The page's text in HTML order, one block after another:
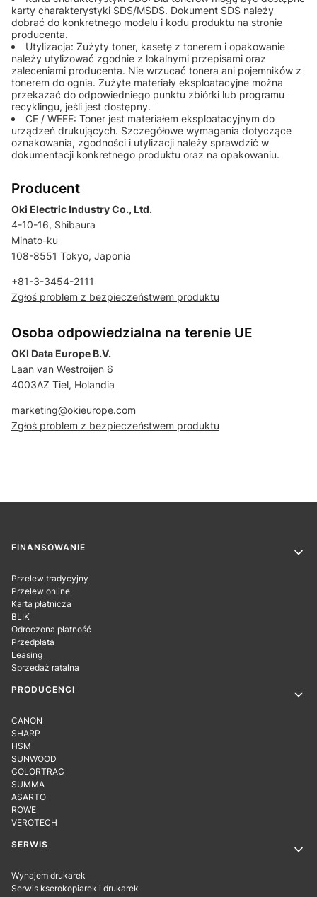
karty charakterystyki SDS/MSDS. Dokument SDS należy
dobrać do konkretnego modelu i kodu produktu na stronie
producenta.
Utylizacja: Zużyty toner, kasetę z tonerem i opakowanie
należy utylizować zgodnie z lokalnymi przepisami oraz
zaleceniami producenta. Nie wrzucać tonera ani pojemników z
tonerem do ognia. Zużyte materiały eksploatacyjne można
przekazać do odpowiedniego punktu zbiórki lub programu
recyklingu, jeśli jest dostępny.
CE / WEEE: Toner jest materiałem eksploatacyjnym do
urządzeń drukujących. Szczegółowe wymagania dotyczące
oznakowania, zgodności i utylizacji należy sprawdzić w
dokumentacji konkretnego produktu oraz na opakowaniu.
Producent
Oki Electric Industry Co., Ltd.
4-10-16, Shibaura
Minato-ku
108-8551 Tokyo, Japonia
+81-3-3454-2111
Zgłoś problem z bezpieczeństwem produktu
Osoba odpowiedzialna na terenie UE
OKI Data Europe B.V.
Laan van Westroijen 6
4003AZ Tiel, Holandia
marketing@okieurope.com
Zgłoś problem z bezpieczeństwem produktu
Linki w stopce
FINANSOWANIE
Przelew tradycyjny
Przelew online
Karta płatnicza
BLIK
Odroczona płatność
Przedpłata
Leasing
Sprzedaż ratalna
PRODUCENCI
CANON
SHARP
HSM
SUNWOOD
COLORTRAC
SUMMA
ASARTO
ROWE
VEROTECH
SERWIS
Wynajem drukarek
Serwis kserokopiarek i drukarek